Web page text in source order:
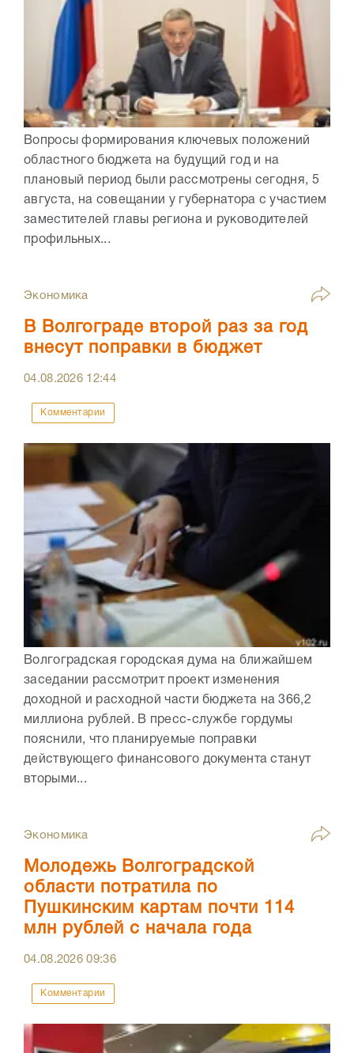
Вопросы формирования ключевых положений
областного бюджета на будущий год и на
плановый период были рассмотрены сегодня, 5
августа, на совещании у губернатора с участием
заместителей главы региона и руководителей
профильных...
Экономика
В Волгограде второй раз за год
внесут поправки в бюджет
04.08.2026 12:44
Комментарии
Волгоградская городская дума на ближайшем
заседании рассмотрит проект изменения
доходной и расходной части бюджета на 366,2
миллиона рублей. В пресс-службе гордумы
пояснили, что планируемые поправки
действующего финансового документа станут
вторыми...
Экономика
Молодежь Волгоградской
области потратила по
Пушкинским картам почти 114
млн рублей с начала года
04.08.202609:36
Комментарии